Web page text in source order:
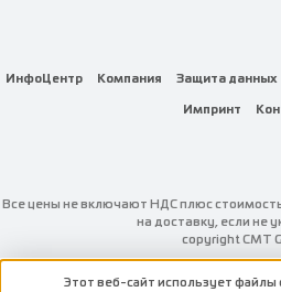
ИнфоЦентр Компания Защита данных
Импринт
Все цены не включают НДС плюс
на доставку, если не
copyright CMT
Этот веб-сайт использует файлы